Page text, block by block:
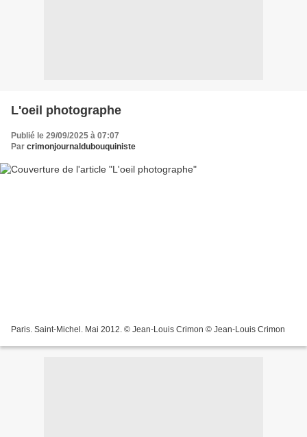
L'oeil photographe
Publié le 29/09/2025 à 07:07
Par crimonjournaldubouquiniste
Paris. Saint-Michel. Mai 2012. © Jean-Louis Crimon © Jean-Louis Crimon